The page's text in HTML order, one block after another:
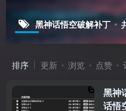
黑神话悟空破解补丁
排序 更新 浏览 点赞
黑神
话悟